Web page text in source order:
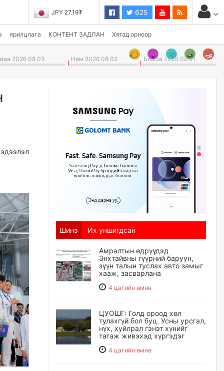
JPY 27.19₮ 625
ярилцлага КОНТЕНТ ЗАДЛАН Хятад орноор
2026 08 03 Ням 2026 08 02 Бямба 2026 08 01
Шинэ Их уншигдсан
Амралтын өдрүүдэд
Энхтайвны гүүрний баруун,
зүүн талын туслах авто замыг
хааж, засварлана
4 цагийн өмнө
ЦУОШГ: Голд ороод хөл
тулахгүй бол буц. Усны урсгал,
нүх, хуйлрал гэнэт хүнийг
татаж живэхэд хүргэдэг
4 цагийн өмнө